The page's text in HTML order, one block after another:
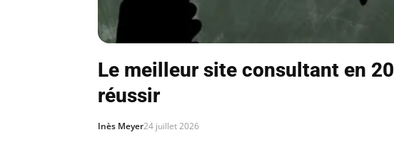
Le meilleur site consultant en
réussir
Inès Meyer24 juillet 2026